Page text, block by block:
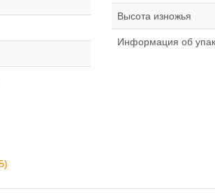
Высота изножья
Информация об